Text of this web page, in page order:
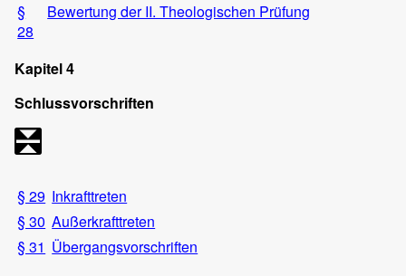
§
28
Bewertung der II. Theologischen Prüfung
Kapitel 4
Schlussvorschriften
§ 29 Inkrafttreten
§ 30 Außerkrafttreten
§ 31 Übergangsvorschriften